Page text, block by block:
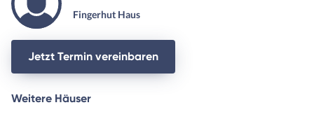
Fingerhut Haus
Jetzt Termin vereinbaren
Weitere Häuser